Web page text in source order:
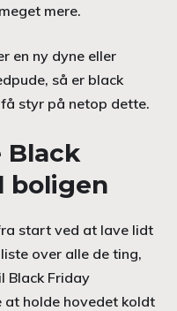
mere.
en ny dyne eller
så er black
styr på netop dette.
Black
boligen
start ved at lave lidt
over alle de ting,
Black Friday
at holde hovedet koldt